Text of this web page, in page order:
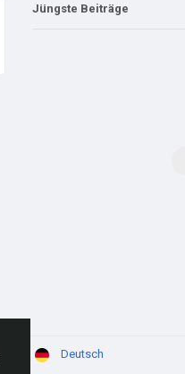
Jüngste Beiträge
Deutsch